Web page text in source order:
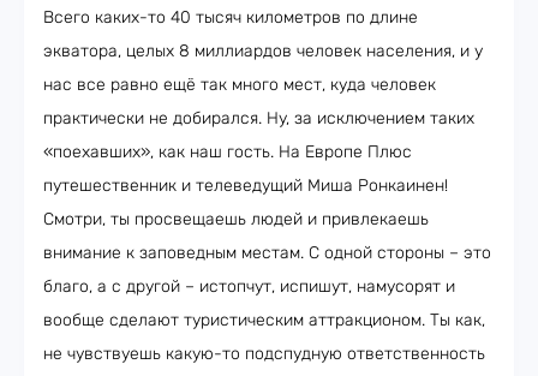
Всего каких-то 40 тысяч километров по длине
экватора, целых 8 миллиардов человек населения, и у
нас все равно ещё так много мест, куда человек
практически не добирался. Ну, за исключением таких
«поехавших», как наш гость. На Европе Плюс
путешественник и телеведущий Миша Ронкаинен!
Смотри, ты просвещаешь людей и привлекаешь
внимание к заповедным местам. С одной стороны – это
благо, а с другой – истопчут, испишут, намусорят и
вообще сделают туристическим аттракционом. Ты как,
не чувствуешь какую-то подспудную ответственность